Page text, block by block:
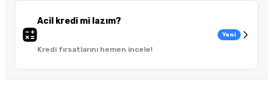
Acil kredi mi lazım?
Kredi fırsatlarını hemen incele!
Yeni